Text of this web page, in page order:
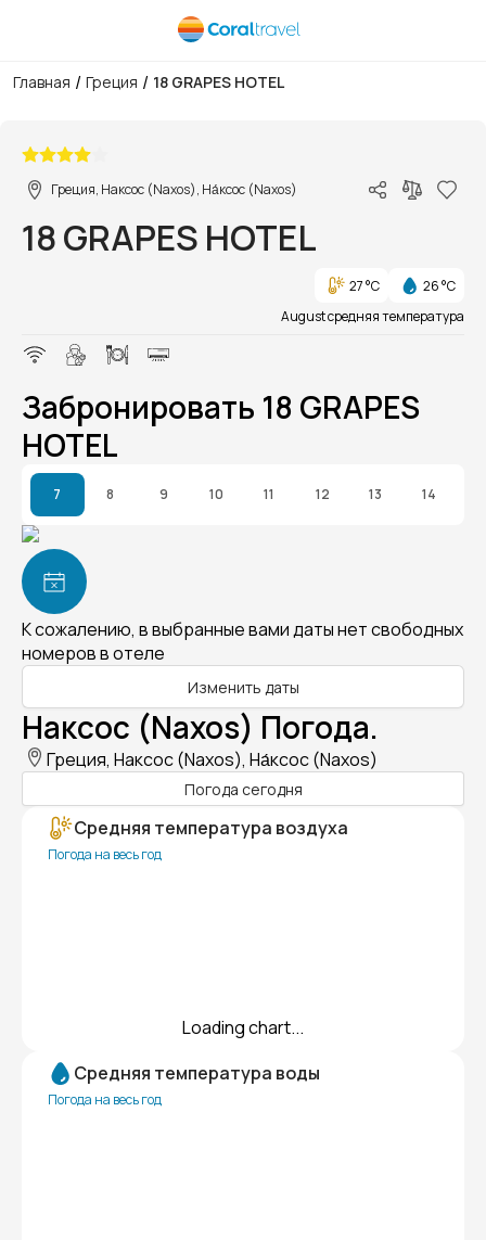
Главная / Греция / 18 GRAPES HOTEL
Греция, Наксос (Naxos), На́ксос (Naxos)
18 GRAPES HOTEL
27 °C
26 °C
August средняя температура
Забронировать 18 GRAPES
HOTEL
7 8 9 10 11 12 13 14
К сожалению, в выбранные вами даты нет свободных
номеров в отеле
Изменить даты
Наксос (Naxos) Погода.
Греция, Наксос (Naxos), На́ксос (Naxos)
Погода сегодня
Средняя температура воздуха
Погода на весь год
Loading chart...
Средняя температура воды
Погода на весь год